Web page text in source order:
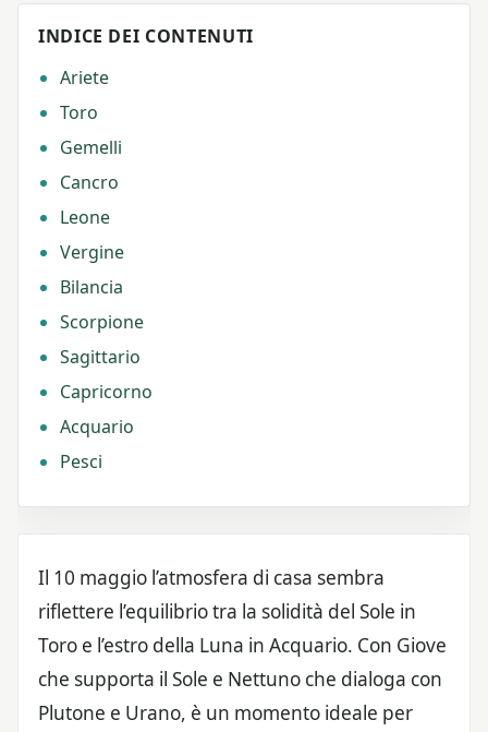
INDICE DEI CONTENUTI
Ariete
Toro
Gemelli
Cancro
Leone
Vergine
Bilancia
Scorpione
Sagittario
Capricorno
Acquario
Pesci
Il 10 maggio l’atmosfera di casa sembra
riflettere l’equilibrio tra la solidità del Sole in
Toro e l’estro della Luna in Acquario. Con Giove
che supporta il Sole e Nettuno che dialoga con
Plutone e Urano, è un momento ideale per